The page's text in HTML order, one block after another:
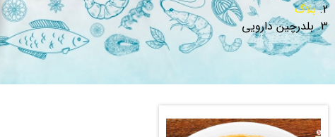
بلاگ
بلدرچین دارویی